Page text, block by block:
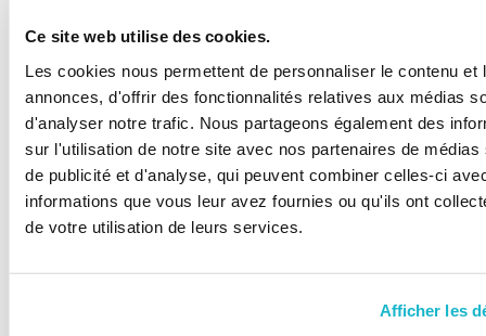
Ce site web utilise des cookies.
Les cookies nous permettent de personnaliser le contenu et
annonces, d'offrir des fonctionnalités relatives aux médias
d'analyser notre trafic. Nous partageons également des
sur l'utilisation de notre site avec nos partenaires de médias
de publicité et d'analyse, qui peuvent combiner celles-ci
informations que vous leur avez fournies ou qu'ils ont
de votre utilisation de leurs services.
Afficher les